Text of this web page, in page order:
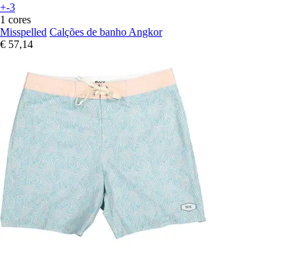
+-3
1 cores
Misspelled Calções de banho Angkor
€ 57,14